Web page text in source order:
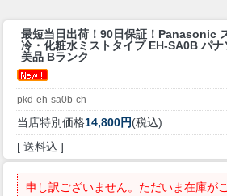
最短当日出荷！90日保証！ Panasonic
冷・化粧水ミストタイプ EH-SA0B パ
美品 Bランク
pkd-eh-sa0b-ch
当店特別価格14,800円(税込)
[ 送料込 ]
申し訳ございません。ただいま在庫が